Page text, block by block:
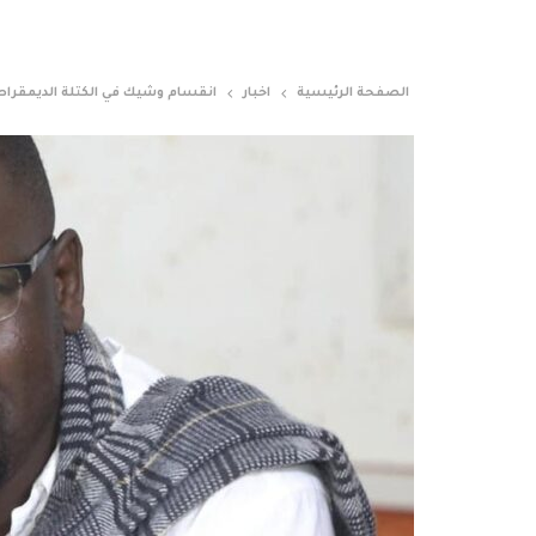
الصفحة الرئيسية اخبار انقسام وشيك في الكتلة